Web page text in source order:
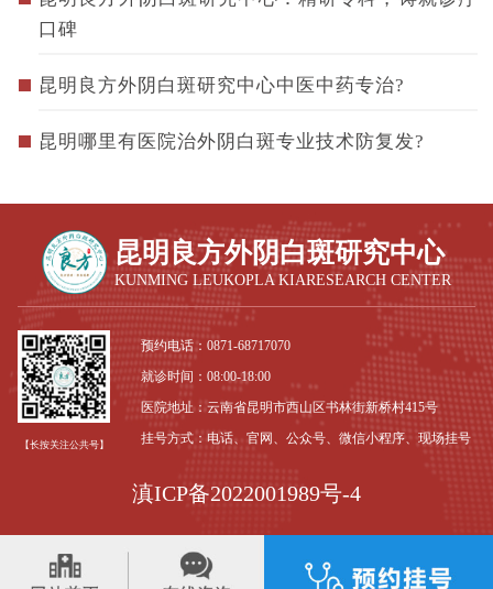
口碑
昆明良方外阴白斑研究中心中医中药专治?
昆明哪里有医院治外阴白斑专业技术防复发?
昆明良方外阴白斑研究中心
KUNMING LEUKOPLA KIARESEARCH CENTER
【长按关注公共号】
预约电话：0871-68717070
就诊时间：08:00-18:00
医院地址：云南省昆明市西山区书林街新桥村415号
挂号方式：电话、官网、公众号、微信小程序、现场挂号
滇ICP备2022001989号-4